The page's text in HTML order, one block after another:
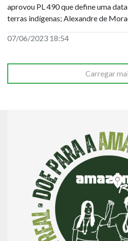
aprovou PL 490 que define uma
terras indígenas; Alexandre de
07/06/2023 18:54
Carregar